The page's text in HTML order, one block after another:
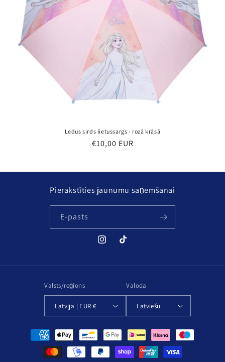
Ledus sirds lietussargs - rozā krāsā
Parastā
€10,00 EUR
Pierakstīties jaunumu saņemšanai
E-pasts
InstagramTikTok
Valsts/reģions
Latvija | EUR €
Valoda
Latviešu
Maksājuma
metodes